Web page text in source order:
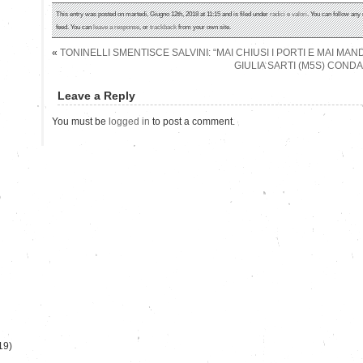
This entry was posted on martedì, Giugno 12th, 2018 at 11:15 and is filed underradici e valori. You can follow
feed. You canleave a response, ortrackbackfrom your own site.
« TONINELLI SMENTISCE SALVINI: “MAI CHIUSI I PORTI E MAI
GIULIA SARTI (M5S)
Leave a Reply
You must be logged in to post a comment.